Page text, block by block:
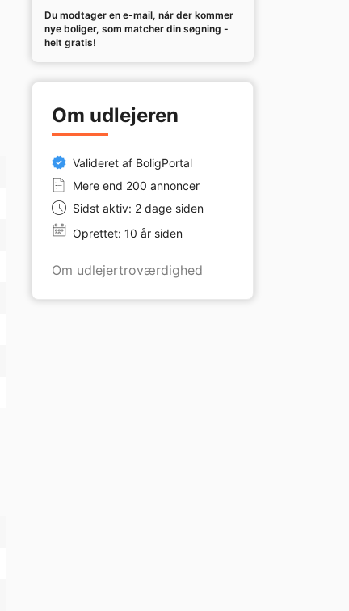
Du modtager en e-mail, når der kommer
nye boliger, som matcher din søgning -
helt gratis!
Om udlejeren
Valideret af BoligPortal
Mere end 200 annoncer
Sidst aktiv: 2 dage siden
Oprettet: 10 år siden
Om udlejertroværdighed